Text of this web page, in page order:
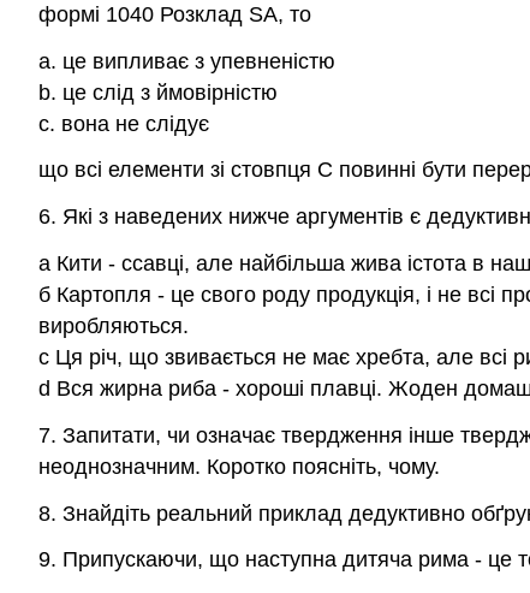
формі 1040 Розклад SA, то
a. це випливає з упевненістю
b. це слід з ймовірністю
c. вона не слідує
що всі елементи зі стовпця C повинні бути
6. Які з наведених нижче аргументів є
а Кити - ссавці, але найбільша жива істота в
б Картопля - це свого роду продукція, і не всі
виробляються.
c Ця річ, що звивається не має хребта, але всі
d Вся жирна риба - хороші плавці. Жоден
7. Запитати, чи означає твердження інше
неоднозначним. Коротко поясніть, чому.
8. Знайдіть реальний приклад дедуктивно
9. Припускаючи, що наступна дитяча рима - це